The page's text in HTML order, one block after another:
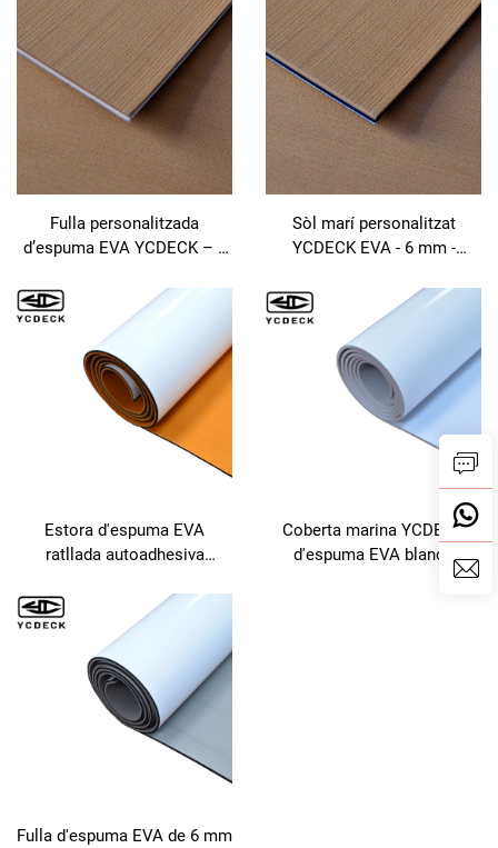
Fulla personalitzada
d’espuma EVA YCDECK – 6
maquinatge CNC
Sòl marí personalitzat
YCDECK EVA - 6 mm -
Estora d'espuma EVA
ratllada autoadhesiva
adequada per a tall CNC
Coberta marina YCDECK
d'espuma EVA blanca
ratllada, autoadhesiva i
Fulla d'espuma EVA de 6 mm